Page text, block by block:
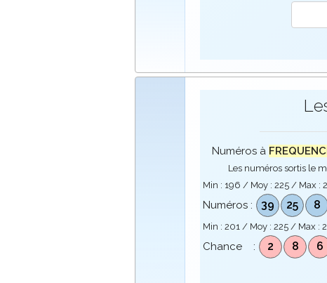
Numéros à
Les numéros sortis le
Min : 196 / Moy :225 / Max :
Numéros : 39 25 8
Min :201 / Moy :225 / Max :
Chance : 2 8 6